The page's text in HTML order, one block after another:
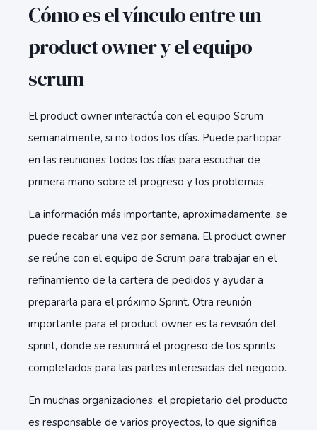
Cómo es el vínculo entre un
product owner y el equipo
scrum
El product owner interactúa con el equipo Scrum
semanalmente, si no todos los días. Puede participar
en las reuniones todos los días para escuchar de
primera mano sobre el progreso y los problemas.
La información más importante, aproximadamente, se
puede recabar una vez por semana. El product owner
se reúne con el equipo de Scrum para trabajar en el
refinamiento de la cartera de pedidos y ayudar a
prepararla para el próximo Sprint. Otra reunión
importante para el product owner es la revisión del
sprint, donde se resumirá el progreso de los sprints
completados para las partes interesadas del negocio.
En muchas organizaciones, el propietario del producto
es responsable de varios proyectos, lo que significa